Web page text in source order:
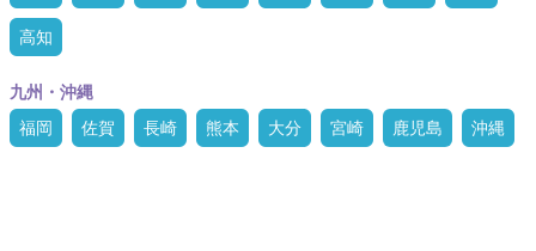
高知
九州・沖縄
福岡
佐賀 長崎 熊本 大分 宮崎 鹿児島 沖縄